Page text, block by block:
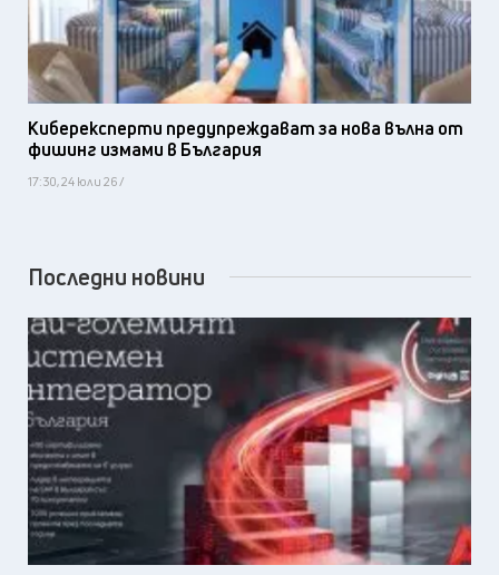
Киберексперти предупреждават за нова вълна от
фишинг измами в България
17:30, 24 юли 26 /
Последни новини